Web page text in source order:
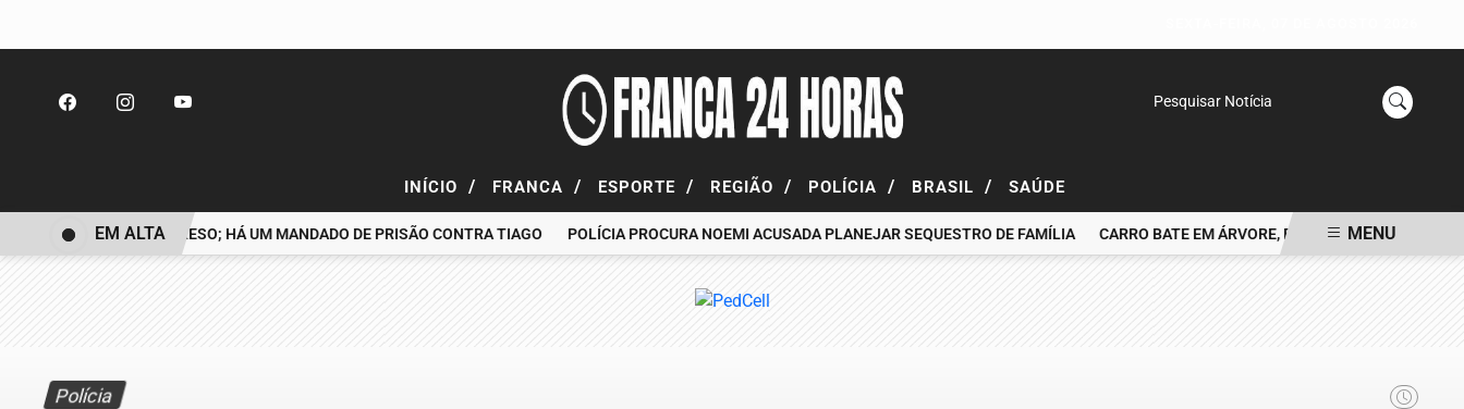
Pesquisar Notícia
INÍCIO / FRANCA / ESPORTE / REGIÃO / POLÍCIA / BRASIL / SAÚDE
DESAPARECIDO É PRESO; HÁ UM MANDADO DE PRISÃO CONTRA TIAGO POLÍCIA PROCURA NOEMI ACUSADA PLANEJAR SEQUESTRO DE FAMÍLIA CARRO BATE EM ÁRVORE, PEGA FOGO E
EM ALTA MENU
Polícia